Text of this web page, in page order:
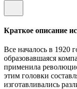
Краткое описание
Все началось в 1920
образовавшаяся
применила
этим головки
изготавливались